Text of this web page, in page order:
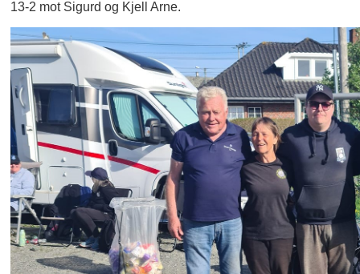
13-2 mot Sigurd og Kjell Arne.